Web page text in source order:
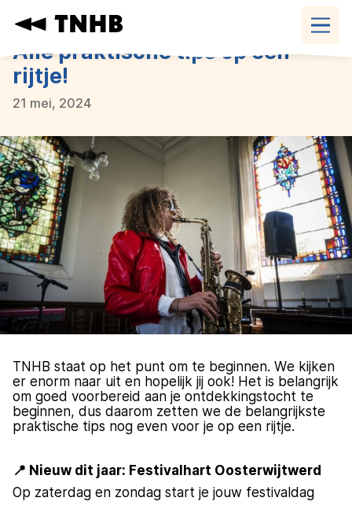
Navigatie
Alle praktische tips op een
rijtje!
21 mei, 2024
TNHB staat op het punt om te beginnen. We kijken
er enorm naar uit en hopelijk jij ook! Het is belangrijk
om goed voorbereid aan je ontdekkingstocht te
beginnen, dus daarom zetten we de belangrijkste
praktische tips nog even voor je op een rijtje.
📍 Nieuw dit jaar: Festivalhart Oosterwijtwerd
Op zaterdag en zondag start je jouw festivaldag